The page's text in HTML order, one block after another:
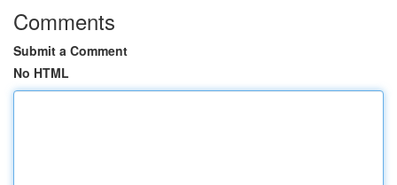
Comments
Submit a Comment
No HTML